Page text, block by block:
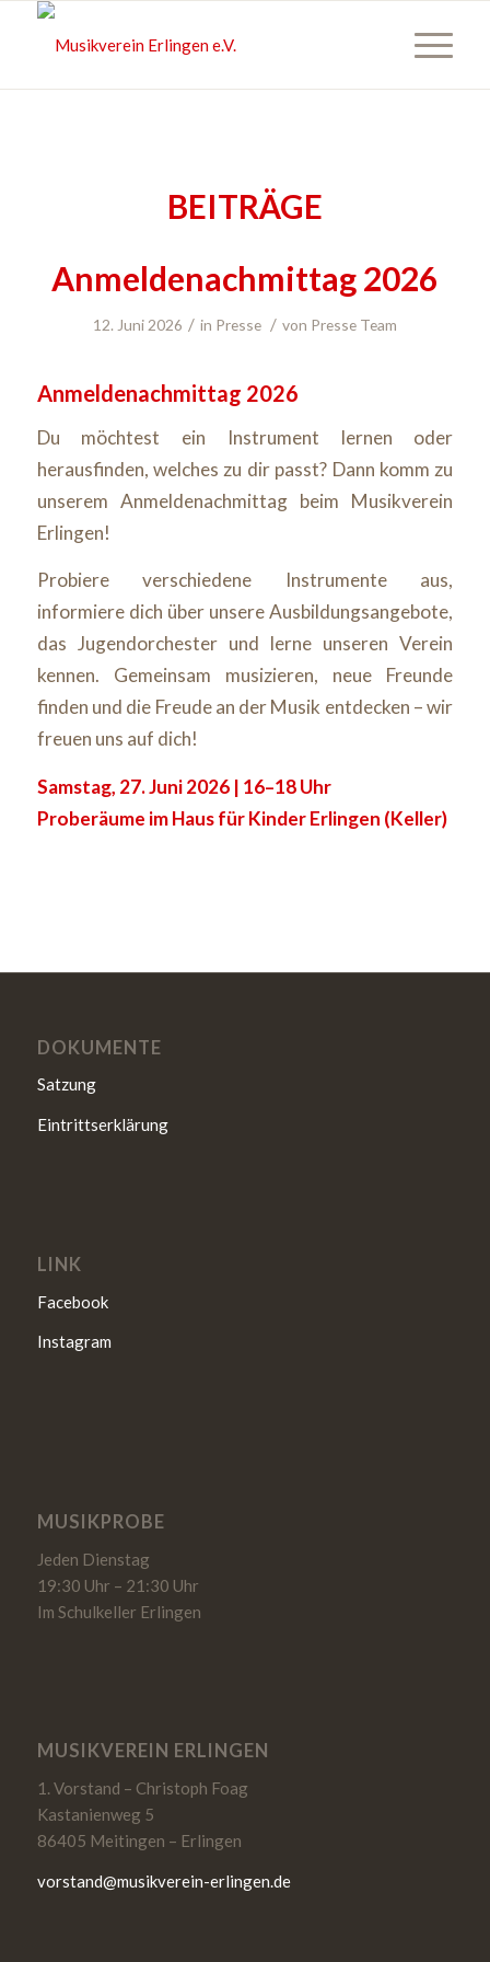
BEITRÄGE
Anmeldenachmittag 2026
12. Juni 2026 / in Presse / von Presse Team
Anmeldenachmittag 2026
Du möchtest ein Instrument lernen oder
herausfinden, welches zu dir passt? Dann komm zu
unserem Anmeldenachmittag beim Musikverein
Erlingen!
Probiere verschiedene Instrumente aus,
informiere dich über unsere Ausbildungsangebote,
das Jugendorchester und lerne unseren Verein
kennen. Gemeinsam musizieren, neue Freunde
finden und die Freude an der Musik entdecken – wir
freuen uns auf dich!
Samstag, 27. Juni 2026 | 16–18 Uhr
Proberäume im Haus für Kinder Erlingen (Keller)
DOKUMENTE
Satzung
Eintrittserklärung
LINK
Facebook
Instagram
MUSIKPROBE
Jeden Dienstag
19:30 Uhr – 21:30 Uhr
Im Schulkeller Erlingen
MUSIKVEREIN ERLINGEN
1. Vorstand – Christoph Foag
Kastanienweg 5
86405 Meitingen – Erlingen
vorstand@musikverein-erlingen.de